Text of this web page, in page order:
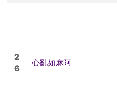
2
6
心亂如麻阿